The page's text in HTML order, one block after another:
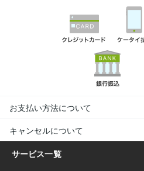
お支払い方法について
キャンセルについて